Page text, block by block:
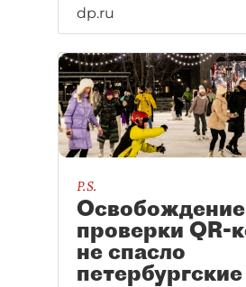
Петербурга". Сегодня
мероприятий
расширен. Но
интерес именно к
рейтингу остаётся
высоким.
dp.ru
P.S.
проверки QR-
не спасло